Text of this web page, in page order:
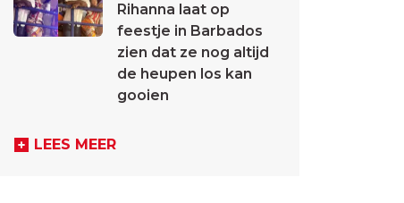
Rihanna laat op
feestje in Barbados
zien dat ze nog altijd
de heupen los kan
gooien
LEES MEER